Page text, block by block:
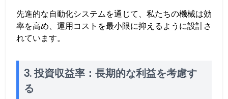
先進的な自動化システムを通じて、私たちの機械は効
率を高め、運用コストを最小限に抑えるように設計さ
れています。
3. 投資収益率：長期的な利益を考慮す
る